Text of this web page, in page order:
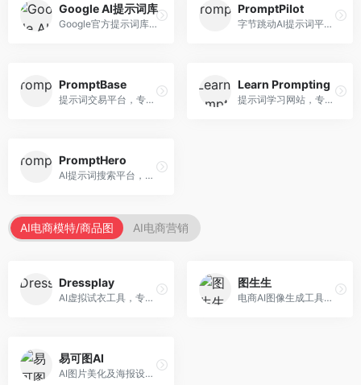
Google AI提示词库
Google官方提示词库，专注于Gemini模型优化。面向开发者，提供官方提示词指南、最佳实践、示例代码等资源，权威性强。
PromptPilot
字节跳动AI提示词平台，专注于提示词优化与管理。面向AI用户，提供提示词优化、效果测试、团队协作等服务，企业级功能完善。
PromptBase
提示词交易平台，专注于高质量提示词买卖。面向AI创作者，提供提示词交易、模板购买、创作者收益等服务，提示词质量高。
Learn Prompting
提示词学习网站，专注于提示词工程教育。面向AI学习者，提供提示词教程、最佳实践、案例研究等资源，教学内容系统。
PromptHero
AI提示词搜索平台，整合多种AI工具提示词资源。面向AI创作者，提供提示词搜索、模板库、社区分享等服务，提示词资源丰富。
AI电商模特/商品图 AI电商营销
Dressplay
AI虚拟试衣工具，专注于服装电商体验。面向服装电商，提供虚拟试穿、尺码推荐、穿搭建议等服务，试衣体验真实。
图生生
电商AI图像生成工具，专注于商品图创作。面向电商卖家，提供商品图生成、背景替换、批量处理等服务，商品图质量高。
易可图AI
AI图片美化及海报设计平台，专注于电商视觉设计。面向电商卖家，提供图片美化、海报设计、营销素材等服务，设计效率高。